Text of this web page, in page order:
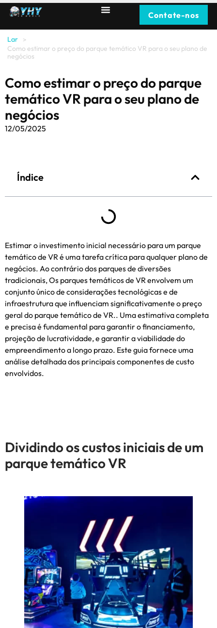
Contate-nos
Lar
>
Como estimar o preço do parque temático VR para o seu plano de
negócios
Como estimar o preço do parque
temático VR para o seu plano de
negócios
12/05/2025
Índice
Estimar o investimento inicial necessário para um parque
temático de VR é uma tarefa crítica para qualquer plano de
negócios. Ao contrário dos parques de diversões
tradicionais, Os parques temáticos de VR envolvem um
conjunto único de considerações tecnológicas e de
infraestrutura que influenciam significativamente o preço
geral do parque temático de VR.. Uma estimativa completa
e precisa é fundamental para garantir o financiamento,
projeção de lucratividade, e garantir a viabilidade do
empreendimento a longo prazo. Este guia fornece uma
análise detalhada dos principais componentes de custo
envolvidos.
Dividindo os custos iniciais de um
parque temático VR